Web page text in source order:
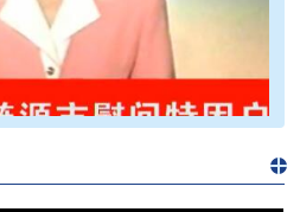
>>